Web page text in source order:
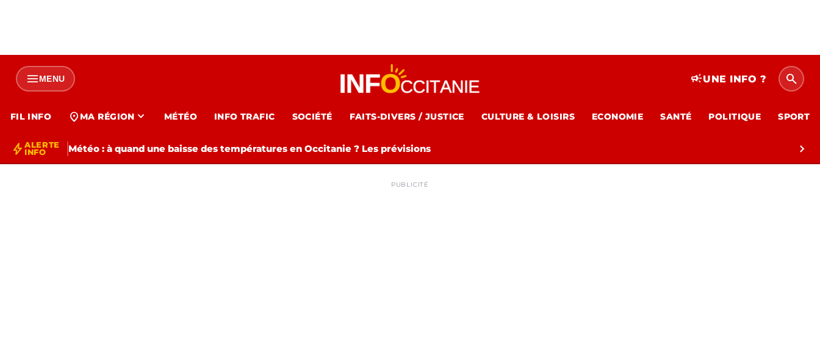
menuMENU campaignUNE INFO ? search
FIL INFO location_on MA RÉGION expand_more MÉTÉO INFO TRAFIC SOCIÉTÉ FAITS-DIVERS / JUSTICE CULTURE & LOISIRS ECONOMIE SANTÉ POLITIQUE SPORT
bolt ALERTE
INFO
Météo : à quand une baisse des températures en Occitanie ? Les prévisions chevron_right
PUBLICITÉ